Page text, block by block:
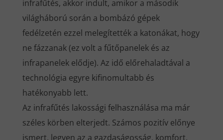
infrafűtés, akkor indult, amikor a második
világháború során a bombázó gépek
fedélzetén ezzel melegítették a katonákat, hogy
ne fázzanak (ez volt a fűtőpanelek és az
infrapanelek elődje). Az idő előrehaladtával a
technológia egyre kifinomultabb és
hatékonyabb lett.
Az infrafűtés lakossági felhasználása ma már
széles körben elterjedt. Számos pozitív előnye
ismert, legyen az a gazdaságosság, komfort,